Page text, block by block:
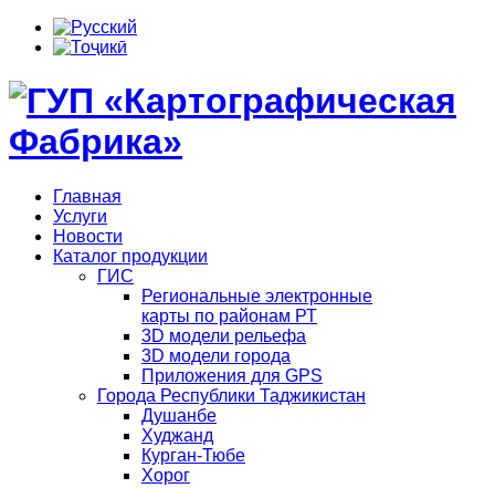
Главная
Услуги
Новости
Каталог продукции
ГИС
Региональные электронные
карты по районам РТ
3D модели рельефа
3D модели города
Приложения для GPS
Города Республики Таджикистан
Душанбе
Худжанд
Курган-Тюбе
Хорог